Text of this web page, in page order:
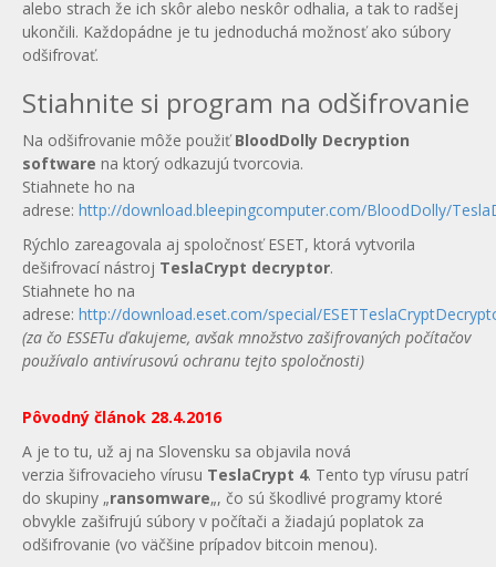
alebo strach že ich skôr alebo neskôr odhalia, a tak to radšej
ukončili. Každopádne je tu jednoduchá možnosť ako súbory
odšifrovať.
Stiahnite si program na odšifrovanie
Na odšifrovanie môže použiťBloodDolly Decryption
software na ktorý odkazujú tvorcovia.
Stiahnete ho na
adrese: http://download.bleepingcomputer.com/BloodDolly/
Rýchlo zareagovala aj spoločnosť ESET, ktorá vytvorila
dešifrovací nástroj TeslaCrypt decryptor.
Stiahnete ho na
adrese: http://download.eset.com/special/
(za čo ESSETu ďakujeme, avšak množstvo zašifrovaných počítačov
používalo antivírusovú ochranu tejto spoločnosti)
Pôvodný článok 28.4.2016
A je to tu, už aj na Slovensku sa objavila nová
verzia šifrovacieho vírusu TeslaCrypt 4. Tento typ vírusu patrí
do skupiny „ransomware„, čo sú škodlivé programy ktoré
obvykle zašifrujú súbory v počítači a žiadajú poplatok za
odšifrovanie (vo väčšine prípadov bitcoin menou).